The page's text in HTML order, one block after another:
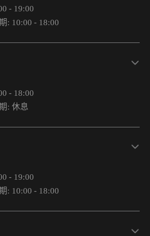
- 19:00
: 10:00 - 18:00
- 18:00
: 休息
- 19:00
: 10:00 - 18:00